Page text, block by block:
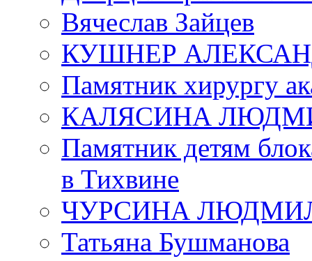
Вячеслав Зайцев
КУШНЕР
Памятник хирургу
КАЛЯСИНА
Памятник детям
в Тихвине
ЧУРСИНА
Татьяна Бушманова